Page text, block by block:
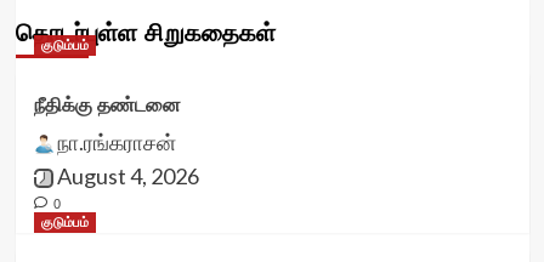
தொடர்புள்ள சிறுகதைகள்
குடும்பம்
நீதிக்கு தண்டனை
நா.ரங்கராசன்
August 4, 2026
0
குடும்பம்